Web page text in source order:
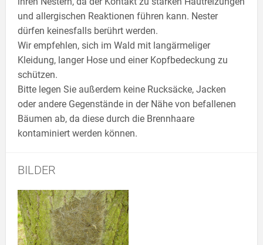
und allergischen Reaktionen führen kann. Nester
dürfen keinesfalls berührt werden.
Wir empfehlen, sich im Wald mit langärmeliger
Kleidung, langer Hose und einer Kopfbedeckung zu
schützen.
Bitte legen Sie außerdem keine Rucksäcke, Jacken
oder andere Gegenstände in der Nähe von befallenen
Bäumen ab, da diese durch die Brennhaare
kontaminiert werden können.
BILDER